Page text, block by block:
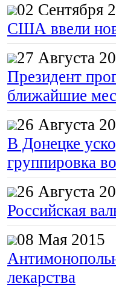
02 Сентября
США ввели
27 Августа
Президент
ближайшие
26 Августа
В Донецке
группировка
26 Августа
Российская
08 Мая 2015
лекарства